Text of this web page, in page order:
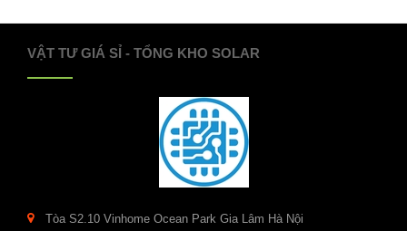
VẬT TƯ GIÁ SỈ - TỔNG KHO SOLAR
Tòa S2.10 Vinhome Ocean Park Gia Lâm Hà Nội